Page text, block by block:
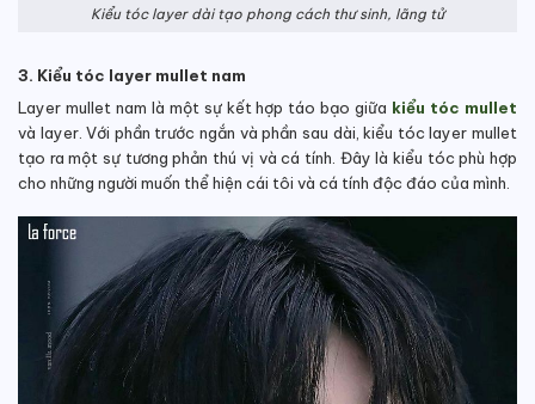
Kiểu tóc layer dài tạo phong cách thư sinh, lãng tử
3. Kiểu tóc layer mullet nam
Layer mullet nam là một sự kết hợp táo bạo giữa kiểu tóc mullet
và layer. Với phần trước ngắn và phần sau dài, kiểu tóc layer mullet
tạo ra một sự tương phản thú vị và cá tính. Đây là kiểu tóc phù hợp
cho những người muốn thể hiện cái tôi và cá tính độc đáo của mình.